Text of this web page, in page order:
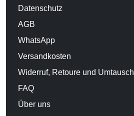
Datenschutz
AGB
WhatsApp
Versandkosten
Widerruf, Retoure und Umtausch
FAQ
Über uns